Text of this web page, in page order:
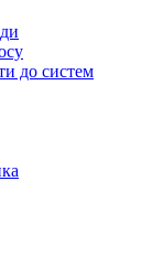
до систем